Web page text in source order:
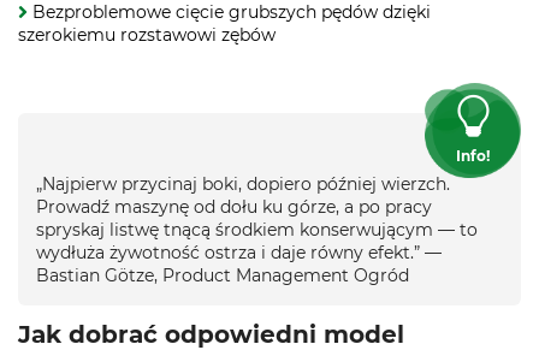
Bezproblemowe cięcie grubszych pędów dzięki
szerokiemu rozstawowi zębów
Info!
„Najpierw przycinaj boki, dopiero później wierzch.
Prowadź maszynę od dołu ku górze, a po pracy
spryskaj listwę tnącą środkiem konserwującym — to
wydłuża żywotność ostrza i daje równy efekt.” —
Bastian Götze, Product Management Ogród
Jak dobrać odpowiedni model